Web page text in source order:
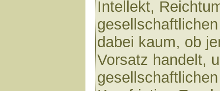
Intellekt,
dabei kaum, ob
Vorsatz handelt,